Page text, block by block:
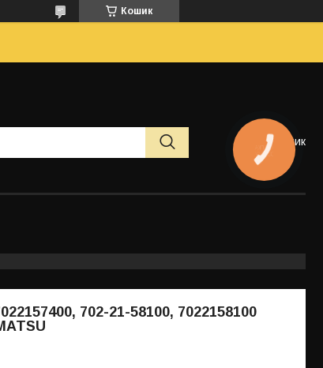
Кошик
Кошик
702-21-58100, 7022158100
КНОПКА
ЗВ'ЯЗКУ